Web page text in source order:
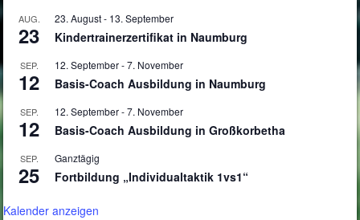
AUG.
23
23. August- 13. September
Kindertrainerzertifikat in Naumburg
SEP.
12
12. September-7. November
Basis-Coach Ausbildung in Naumburg
SEP.
12
12. September-7. November
Basis-Coach Ausbildung in Großkorbetha
SEP.
25
Ganztägig
Fortbildung „Individualtaktik 1vs1“
Kalender anzeigen